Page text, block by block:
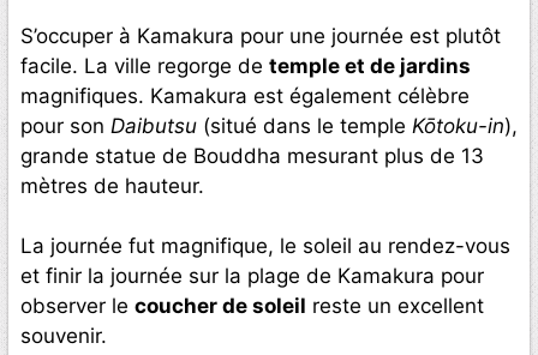
S’occuper à Kamakura pour une journée est plutôt
facile. La ville regorge de temple et de jardins
magnifiques. Kamakura est également célèbre
pour son Daibutsu (situé dans le temple Kōtoku-in),
grande statue de Bouddha mesurant plus de 13
mètres de hauteur.
La journée fut magnifique, le soleil au rendez-vous
et finir la journée sur la plage de Kamakura pour
observer le coucher de soleil reste un excellent
souvenir.